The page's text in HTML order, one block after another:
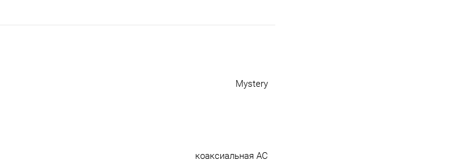
Mystery
коаксиальная АС